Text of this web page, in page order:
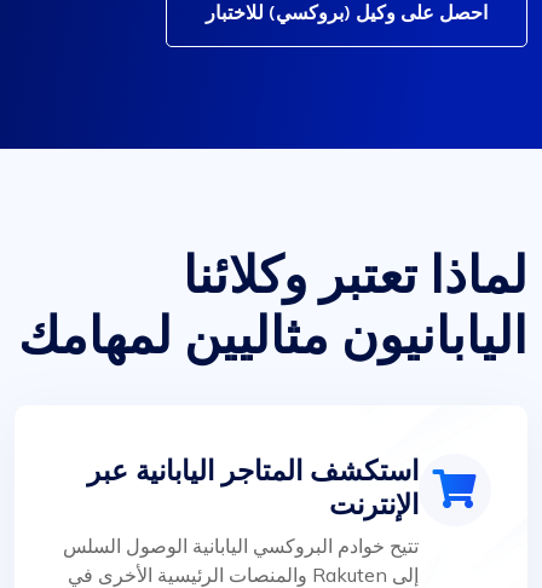
احصل على وكيل (بروكسي) للاختبار
لماذا تعتبر وكلائنا
اليابانيون مثاليين لمهامك
استكشف المتاجر اليابانية عبر
الإنترنت
تتيح خوادم البروكسي اليابانية الوصول السلس
إلى Rakuten والمنصات الرئيسية الأخرى في